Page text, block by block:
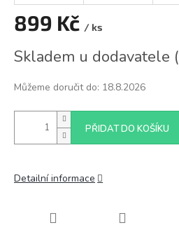
899 Kč / ks
cena:
Skladem u dodavatele (
Můžeme doručit do: 18.8.2026
PŘIDAT DO KOŠÍKU
Detailní informace